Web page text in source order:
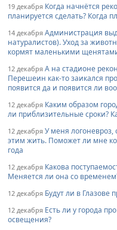
19 декабря Когда начнётся
планируется сделать? Когда
14 декабря Администрация
натуралистов). Уход за
кормят маленькими
12 декабря А на стадионе
Перешеин как-то заикался
появится да и появится ли
12 декабря Каким образом
ли приблизительные сроки?
12 декабря У меня
этим жить. Поможет ли мне
года
12 декабря Какова
Меняется ли она со
12 декабря Будут ли в Глазове
12 декабря Есть ли у города
освещения?